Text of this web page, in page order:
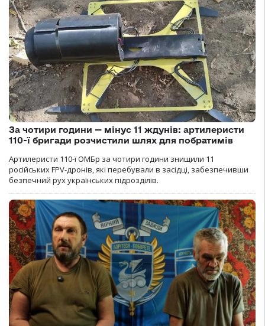
За чотири години — мінус 11 ждунів: артилеристи
110-ї бригади розчистили шлях для побратимів
Артилеристи 110-ї ОМБр за чотири години знищили 11
російських FPV-дронів, які перебували в засідці, забезпечивши
безпечний рух українських підрозділів.